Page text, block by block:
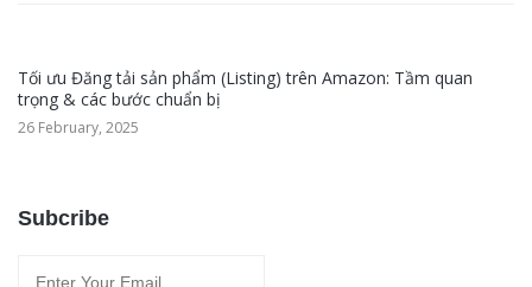
Tối ưu Đăng tải sản phẩm (Listing) trên Amazon: Tầm quan
trọng & các bước chuẩn bị
26 February, 2025
Subcribe